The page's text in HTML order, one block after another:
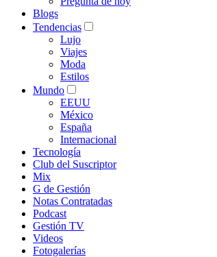
Blogs
Tendencias
Lujo
Viajes
Moda
Estilos
Mundo
EEUU
México
España
Internacional
Tecnología
Club del Suscriptor
Mix
G de Gestión
Notas Contratadas
Podcast
Gestión TV
Videos
Fotogalerías